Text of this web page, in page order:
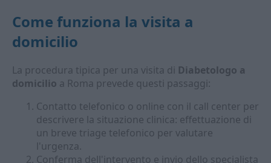
Come funziona la visita a
domicilio
La procedura tipica per una visita di Diabetologo a
domicilio a Roma prevede questi passaggi:
Contatto telefonico o online con il call center per
descrivere la situazione clinica: effettuazione di
un breve triage telefonico per valutare
l'urgenza.
Conferma dell'intervento e invio dello specialista